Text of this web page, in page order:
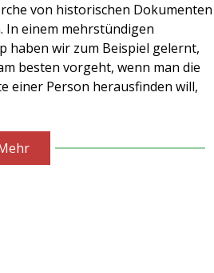
von historischen Dokumenten
In einem mehrstündigen
haben wir zum Beispiel gelernt,
besten vorgeht, wenn man die
einer Person herausfinden will,